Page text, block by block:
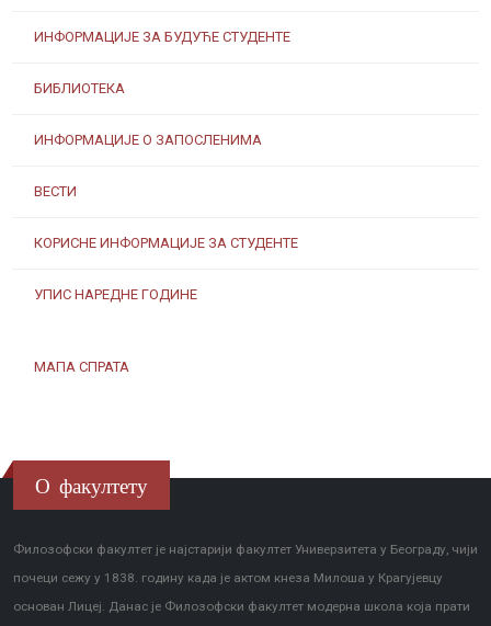
ИНФОРМАЦИЈЕ ЗА БУДУЋЕ СТУДЕНТЕ
БИБЛИОТЕКА
ИНФОРМАЦИЈЕ О ЗАПОСЛЕНИМА
ВЕСТИ
КОРИСНЕ ИНФОРМАЦИЈЕ ЗА СТУДЕНТЕ
УПИС НАРЕДНЕ ГОДИНЕ
МАПА СПРАТА
О факултету
Филозофски факултет је најстарији факултет Универзитета у Београду, чији
почеци сежу у 1838. годину када је актом кнеза Милоша у Крагујевцу
основан Лицеј. Данас је Филозофски факултет модерна школа која прати